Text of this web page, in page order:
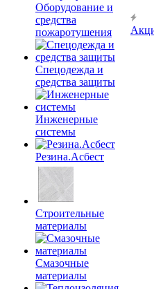
Оборудование и
средства
пожаротушения
Спецодежда и
средства защиты
Инженерные
системы
Резина.Асбест
Строительные
материалы
Смазочные
материалы